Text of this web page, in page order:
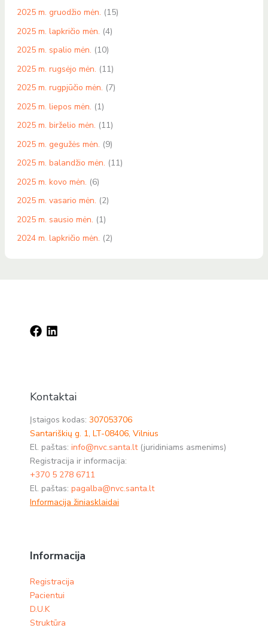
2025 m. gruodžio mėn. (15)
2025 m. lapkričio mėn. (4)
2025 m. spalio mėn. (10)
2025 m. rugsėjo mėn. (11)
2025 m. rugpjūčio mėn. (7)
2025 m. liepos mėn. (1)
2025 m. birželio mėn. (11)
2025 m. gegužės mėn. (9)
2025 m. balandžio mėn. (11)
2025 m. kovo mėn. (6)
2025 m. vasario mėn. (2)
2025 m. sausio mėn. (1)
2024 m. lapkričio mėn. (2)
Kontaktai
Įstaigos kodas: 307053706
Santariškių g. 1, LT-08406, Vilnius
El. paštas: info@nvc.santa.lt(juridiniams asmenims)
Registracija ir informacija:
+370 5 278 6711
El. paštas: pagalba@nvc.santa.lt
Informacija žiniasklaidai
Informacija
Registracija
Pacientui
D.U.K
Struktūra